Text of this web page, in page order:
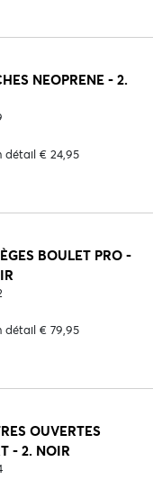
NEOPRENE - 2.
détail € 24,95
BOULET PRO -
détail € 79,95
OUVERTES
- 2. NOIR